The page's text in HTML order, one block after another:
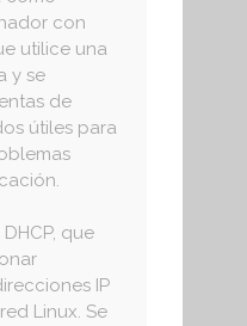
con
utilice una
y se
de
útiles para
que
IP
Linux. Se